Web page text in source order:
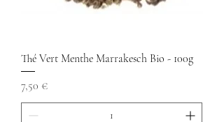
Thé Vert Menthe Marrakesch Bio - 100g
Prix
7,50 €